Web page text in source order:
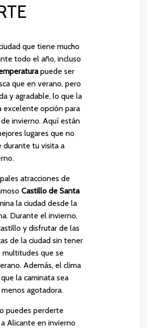
que tiene mucho
todo el año, incluso
puede ser
que en verano, pero
y agradable, lo que la
excelente opción para
invierno. Aquí están
lugares que no
tu visita a
atracciones de
Castillo de Santa
la ciudad desde la
Durante el invierno,
y disfrutar de las
de la ciudad sin tener
multitudes que se
Además, el clima
la caminata sea
agotadora.
puedes perderte
Alicante en invierno